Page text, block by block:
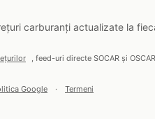
carburanți actualizate la
, feed-uri directe SOCAR și
Google · Termeni